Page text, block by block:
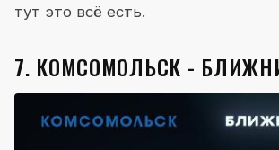
тут это всё есть.
7. КОМСОМОЛЬСК -